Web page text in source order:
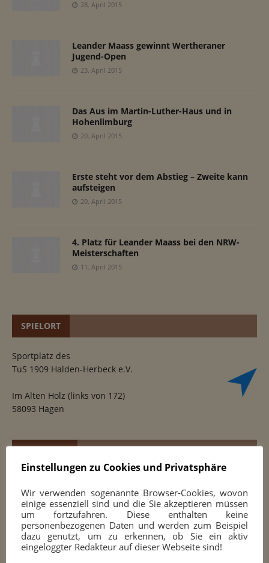
28. April 2015
Leander Maass gewinnt Wertheraner
Jugend-Open
23. April 2015
Das Aus im Martin-Luther-Haus und in
Hohenlimburg
20. April 2015
Erste steht vor dem Abstieg – Zweite kann
aufsteigen
20. April 2015
4. Platz für Leander Maass bei den NRW-
Meisterschaften
11. April 2015
SPIELORT
Sportplatz des
TuS 1909 Halden-Herbeck e.V.
Im Alten Holz (links von 172)
58093 Hagen
durchgehende Spielmöglichkeit,
darüber hinaus
Jugendtraining ab 18 Uhr
Erwachsenentraining
Training am Computer (Eröffnungen, Strategie, Taktik,
Einstellungen zu Cookies und Privatsphäre
Wir verwenden sogenannte Browser-Cookies, wovon
einige essenziell sind und die Sie akzeptieren müssen
um fortzufahren. Diese enthalten keine
personenbezogenen Daten und werden zum Beispiel
dazu genutzt, um zu erkennen, ob Sie ein aktiv
eingeloggter Redakteur auf dieser Webseite sind!